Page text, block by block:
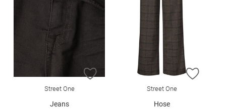
ZUR WUNSCHLISTE HINZUFÜGEN
Street One
Jeans
ZUR
Street One
Hose